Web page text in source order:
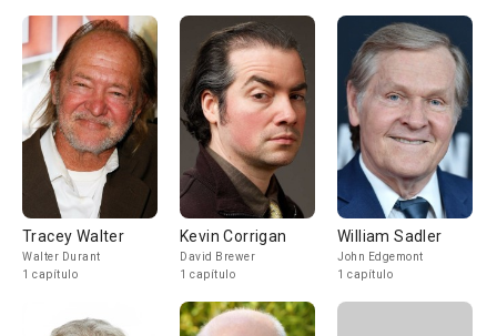
Tracey Walter
Walter Durant
1 capítulo
Kevin Corrigan
David Brewer
1 capítulo
William Sadler
John Edgemont
1 capítulo